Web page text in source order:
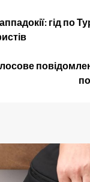
гід по